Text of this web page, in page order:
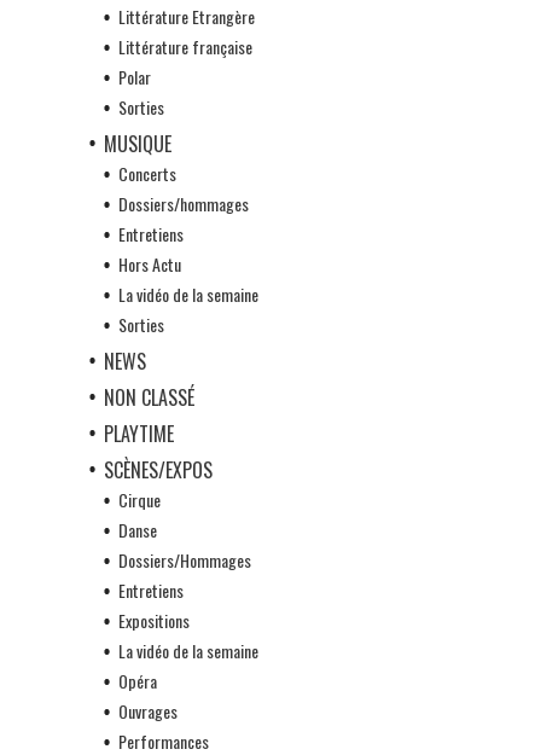
Littérature Etrangère
Littérature française
Polar
Sorties
MUSIQUE
Concerts
Dossiers/hommages
Entretiens
Hors Actu
La vidéo de la semaine
Sorties
NEWS
NON CLASSÉ
PLAYTIME
SCÈNES/EXPOS
Cirque
Danse
Dossiers/Hommages
Entretiens
Expositions
La vidéo de la semaine
Opéra
Ouvrages
Performances